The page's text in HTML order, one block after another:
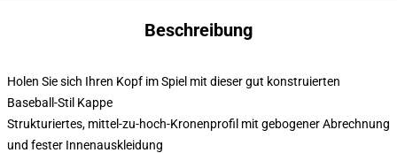
Beschreibung
Holen Sie sich Ihren Kopf im Spiel mit dieser gut konstruierten
Baseball-Stil Kappe
Strukturiertes, mittel-zu-hoch-Kronenprofil mit gebogener Abrechnung
und fester Innenauskleidung